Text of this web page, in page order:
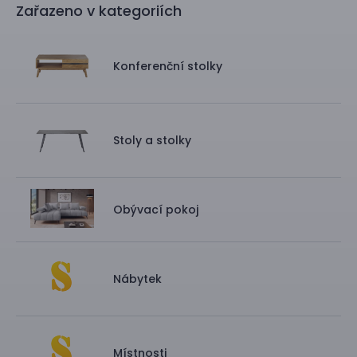
Zařazeno v kategoriích
Konferenční stolky
Stoly a stolky
Obývací pokoj
Nábytek
Místnosti